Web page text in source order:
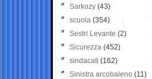
Sarkozy (43)
scuola (354)
Sestri Levante (2)
Sicurezza (452)
sindacati (162)
Sinistra arcobaleno (11)